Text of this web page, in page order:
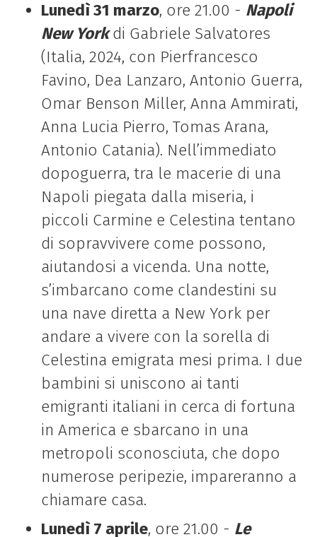
Lunedì 31 marzo, ore 21.00 - Napoli
New Yorkdi Gabriele Salvatores
(Italia, 2024, con Pierfrancesco
Favino, Dea Lanzaro, Antonio Guerra,
Omar Benson Miller, Anna Ammirati,
Anna Lucia Pierro, Tomas Arana,
Antonio Catania). Nell’immediato
dopoguerra, tra le macerie di una
Napoli piegata dalla miseria, i
piccoli Carmine e Celestina tentano
di sopravvivere come possono,
aiutandosi a vicenda. Una notte,
s’imbarcano come clandestini su
una nave diretta a New York per
andare a vivere con la sorella di
Celestina emigrata mesi prima. I due
bambini si uniscono ai tanti
emigranti italiani in cerca di fortuna
in America e sbarcano in una
metropoli sconosciuta, che dopo
numerose peripezie, impareranno a
chiamare casa.
Lunedì 7 aprile, ore 21.00 - Le